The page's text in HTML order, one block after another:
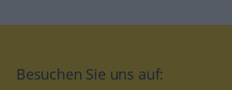
Besuchen Sie uns auf: